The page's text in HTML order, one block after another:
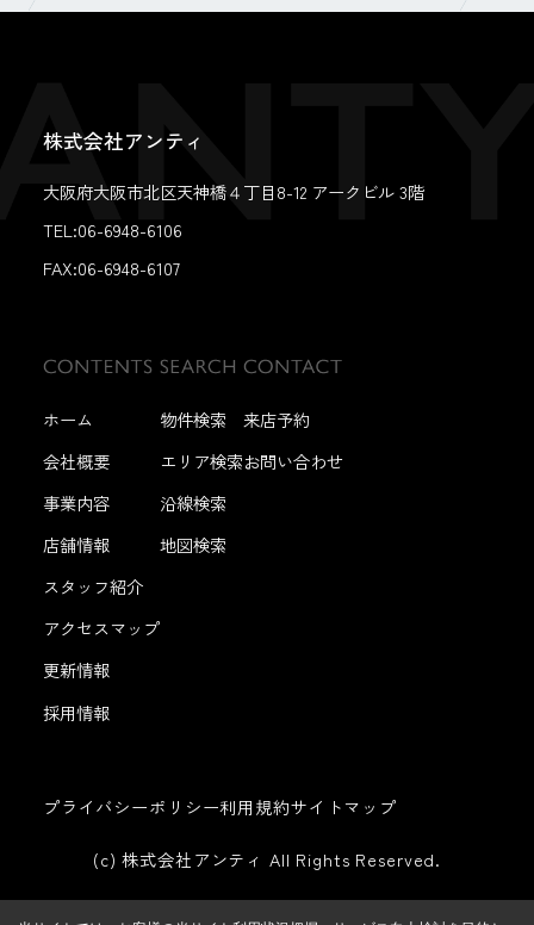
株式会社アンティ
大阪府大阪市北区天神橋４丁目8-12 アークビル 3階
TEL:06-6948-6106
FAX:06-6948-6107
ホーム
会社概要
事業内容
店舗情報
スタッフ紹介
アクセスマップ
更新情報
採用情報
物件検索
エリア検索
沿線検索
地図検索
来店予約
お問い合わせ
プライバシーポリシー利用規約サイトマップ
(c) 株式会社アンティ All Rights Reserved.